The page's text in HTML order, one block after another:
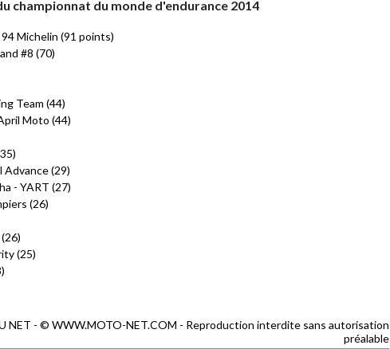
championnat du monde d'endurance 2014
Michelin (91 points)
#8 (70)
Team (44)
Moto (44)
Advance (29)
- YART (27)
(26)
(25)
NET - © WWW.MOTO-NET.COM - Reproduction interdite sans autorisation
préalable